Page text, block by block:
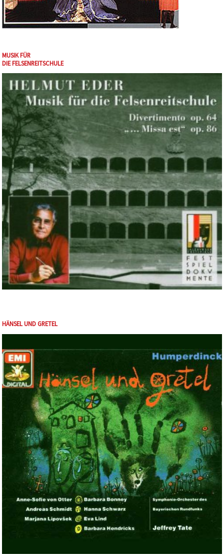
MUSIK FÜR
DIE FELSENREITSCHULE
HÄNSEL UND GRETEL